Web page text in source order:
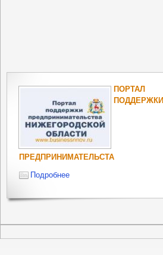
ПОРТАЛ
ПОДДЕРЖКИ
ПРЕДПРИНИМАТЕЛЬСТА
Подробнее